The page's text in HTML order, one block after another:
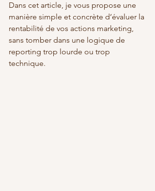
Dans cet article, je vous propose une
manière simple et concrète d’évaluer la
rentabilité de vos actions marketing,
sans tomber dans une logique de
reporting trop lourde ou trop
technique.